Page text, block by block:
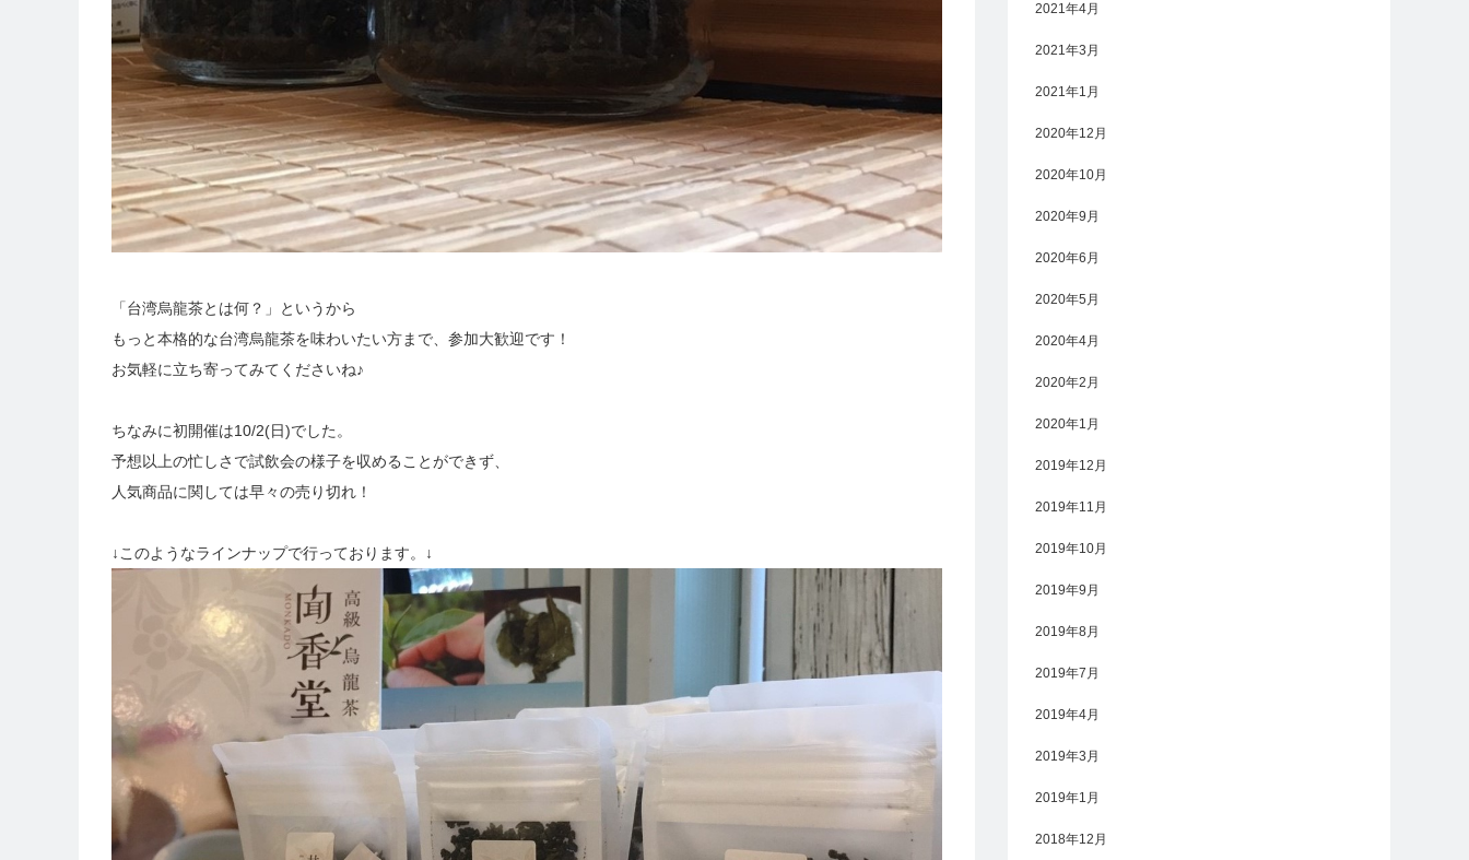
「台湾烏龍茶とは何？」というから
もっと本格的な台湾烏龍茶を味わいたい方まで、参加大歓迎です！
お気軽に立ち寄ってみてくださいね♪
ちなみに初開催は10/2(日)でした。
予想以上の忙しさで試飲会の様子を収めることができず、
人気商品に関しては早々の売り切れ！
↓このようなラインナップで行っております。↓
2021年4月
2021年3月
2021年1月
2020年12月
2020年10月
2020年9月
2020年6月
2020年5月
2020年4月
2020年2月
2020年1月
2019年12月
2019年11月
2019年10月
2019年9月
2019年8月
2019年7月
2019年4月
2019年3月
2019年1月
2018年12月